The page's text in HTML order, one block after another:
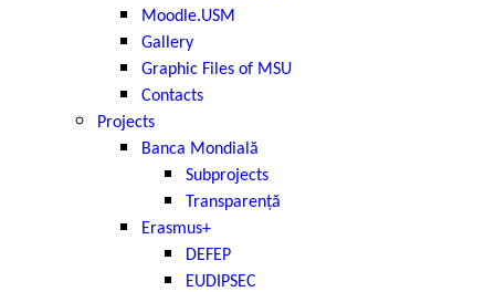
Moodle.USM
Gallery
Graphic Files of MSU
Contacts
Projects
Banca Mondială
Subprojects
Transparență
Erasmus+
DEFEP
EUDIPSEC